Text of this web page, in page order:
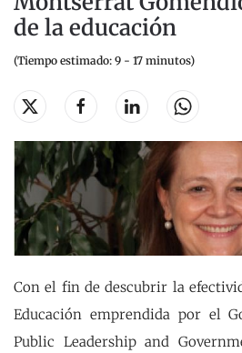
de la educación
(Tiempo estimado: 9 - 17 minutos)
Con el fin de descubrir la
Educación emprendida por el
Public Leadership and